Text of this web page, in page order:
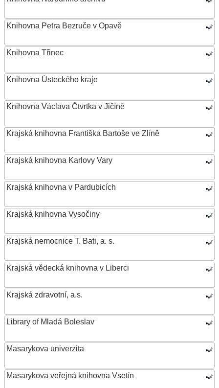
Knihovna Petra Bezruče v Opavě
Knihovna Třinec
Knihovna Ústeckého kraje
Knihovna Václava Čtvrtka v Jičíně
Krajská knihovna Františka Bartoše ve Zlíně
Krajská knihovna Karlovy Vary
Krajská knihovna v Pardubicích
Krajská knihovna Vysočiny
Krajská nemocnice T. Bati, a. s.
Krajská vědecká knihovna v Liberci
Krajská zdravotní, a.s.
Library of Mladá Boleslav
Masarykova univerzita
Masarykova veřejná knihovna Vsetín